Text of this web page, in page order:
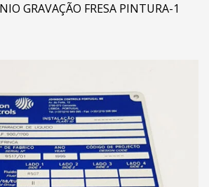
GRAVAÇÃO FRESA PINTURA-1